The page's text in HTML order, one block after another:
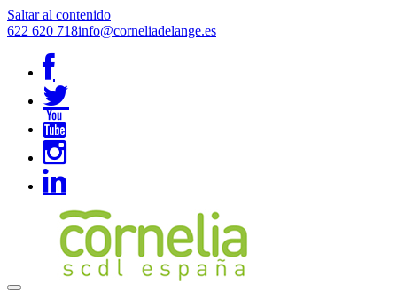
Saltar al contenido
622 620 718info@corneliadelange.es